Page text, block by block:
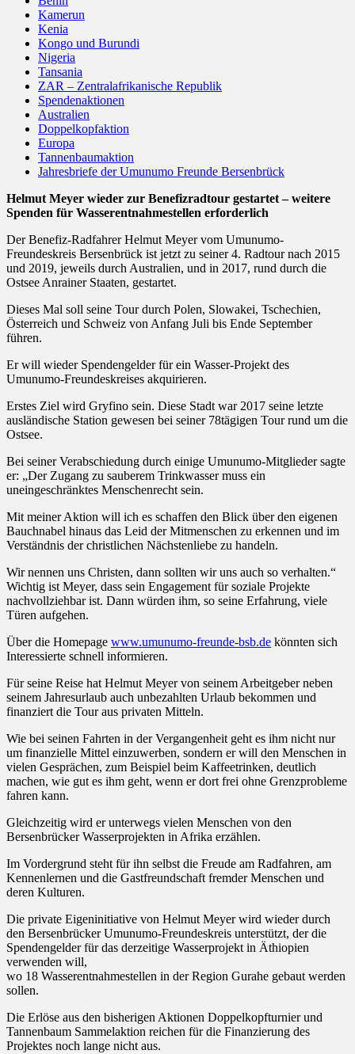
Kamerun
Kenia
Kongo und Burundi
Nigeria
Tansania
ZAR – Zentralafrikanische Republik
Spendenaktionen
Australien
Doppelkopfaktion
Europa
Tannenbaumaktion
Jahresbriefe der Umunumo Freunde Bersenbrück
Helmut Meyer wieder zur Benefizradtour gestartet – weitere
Spenden für Wasserentnahmestellen erforderlich
Der Benefiz-Radfahrer Helmut Meyer vom Umunumo-
Freundeskreis Bersenbrück ist jetzt zu seiner 4. Radtour nach 2015
und 2019, jeweils durch Australien, und in 2017, rund durch die
Ostsee Anrainer Staaten, gestartet.
Dieses Mal soll seine Tour durch Polen, Slowakei, Tschechien,
Österreich und Schweiz von Anfang Juli bis Ende September
führen.
Er will wieder Spendengelder für ein Wasser-Projekt des
Umunumo-Freundeskreises akquirieren.
Erstes Ziel wird Gryfino sein. Diese Stadt war 2017 seine letzte
ausländische Station gewesen bei seiner 78tägigen Tour rund um die
Ostsee.
Bei seiner Verabschiedung durch einige Umunumo-Mitglieder sagte
er: „Der Zugang zu sauberem Trinkwasser muss ein
uneingeschränktes Menschenrecht sein.
Mit meiner Aktion will ich es schaffen den Blick über den eigenen
Bauchnabel hinaus das Leid der Mitmenschen zu erkennen und im
Verständnis der christlichen Nächstenliebe zu handeln.
Wir nennen uns Christen, dann sollten wir uns auch so verhalten.“
Wichtig ist Meyer, dass sein Engagement für soziale Projekte
nachvollziehbar ist. Dann würden ihm, so seine Erfahrung, viele
Türen aufgehen.
Über die Homepage www.umunumo-freunde-bsb.de könnten sich
Interessierte schnell informieren.
Für seine Reise hat Helmut Meyer von seinem Arbeitgeber neben
seinem Jahresurlaub auch unbezahlten Urlaub bekommen und
finanziert die Tour aus privaten Mitteln.
Wie bei seinen Fahrten in der Vergangenheit geht es ihm nicht nur
um finanzielle Mittel einzuwerben, sondern er will den Menschen in
vielen Gesprächen, zum Beispiel beim Kaffeetrinken, deutlich
machen, wie gut es ihm geht, wenn er dort frei ohne Grenzprobleme
fahren kann.
Gleichzeitig wird er unterwegs vielen Menschen von den
Bersenbrücker Wasserprojekten in Afrika erzählen.
Im Vordergrund steht für ihn selbst die Freude am Radfahren, am
Kennenlernen und die Gastfreundschaft fremder Menschen und
deren Kulturen.
Die private Eigeninitiative von Helmut Meyer wird wieder durch
den Bersenbrücker Umunumo-Freundeskreis unterstützt, der die
Spendengelder für das derzeitige Wasserprojekt in Äthiopien
verwenden will,
wo 18 Wasserentnahmestellen in der Region Gurahe gebaut werden
sollen.
Die Erlöse aus den bisherigen Aktionen Doppelkopfturnier und
Tannenbaum Sammelaktion reichen für die Finanzierung des
Projektes noch lange nicht aus.